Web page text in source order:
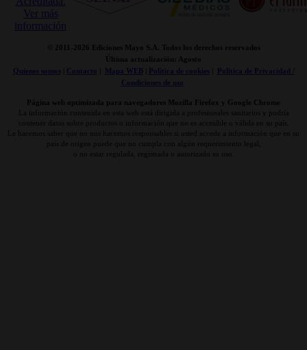
© 2011- 2026 Ediciones Mayo S.A. Todos los derechos reservados
Última actualización: Agosto
Quienes somos| Contacto Mapa WEB| Politica de cookies|
Politica de Privacidad /
Condiciones de uso
Página web optimizada para navegadores Mozilla Firefox y Google Chrome
La información contenida en esta web está dirigida a profesionales sanitarios y podría
contener datos sobre productos o información que no es accesible o válida en su país.
Le hacemos saber que no nos hacemos responsables si usted accede a información que en su
país de origen puede que no cumpla con algún requerimiento legal,
o no estar regulada, registrada o autorizado su uso.